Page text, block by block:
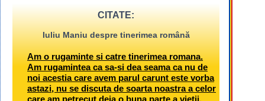
CITATE:
Iuliu Maniu despre tinerimea română
Am o rugaminte si catre tinerimea romana.
Am rugamintea ca sa-si dea seama ca nu de
noi acestia care avem parul carunt este vorba
astazi, nu se discuta de soarta noastra a celor
care am petrecut deja o buna parte a vietii.